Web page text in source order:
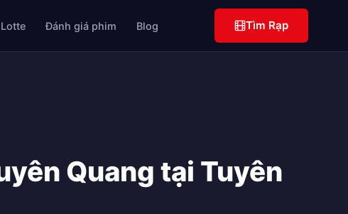
Lotte Đánh giá phim Blog Tìm Rạp
Quang tại Tuyên